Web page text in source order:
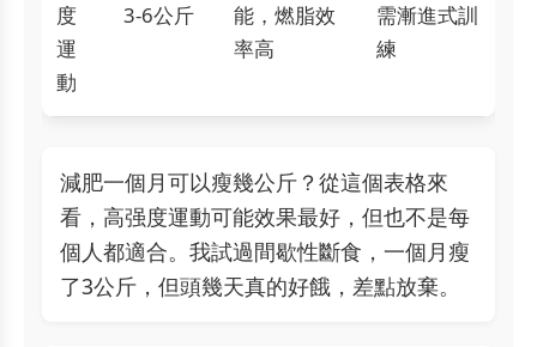
度
運
動
3-6公斤
能，燃脂效
率高
需漸進式訓
練
減肥一個月可以瘦幾公斤？從這個表格來
看，高强度運動可能效果最好，但也不是每
個人都適合。我試過間歇性斷食，一個月瘦
了3公斤，但頭幾天真的好餓，差點放棄。